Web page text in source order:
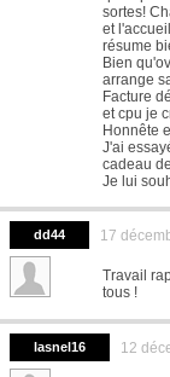
sortes!
et
résume
Bien
arrange
Facture
et cpu je
Honnête
J'ai
cadeau
Je lui
dd44 17
Travail
tous !
lasnel16 12